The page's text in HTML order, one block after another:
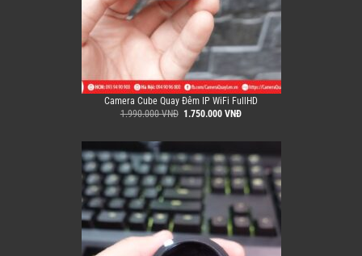
Camera Cube Quay Đêm IP WiFi FullHD
1.990.000VNĐ Giá
1.990.000 VNĐ.
1.750.000VNĐGiá
là:
1.750.000 VNĐ.